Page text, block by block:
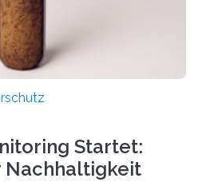
Startet:
Nachhaltigkeit